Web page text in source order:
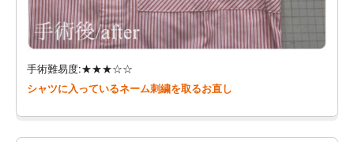
手術難易度:★★★☆☆
シャツに入っているネーム刺繍を取るお直し